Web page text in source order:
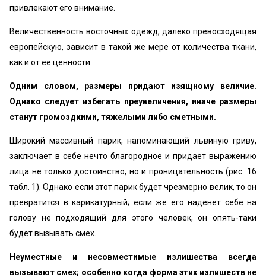
привлекают его внимание.
Величественность восточных одежд, далеко превосходящая
европейскую, зависит в такой же мере от количества ткани,
как и от ее ценности.
Одним словом, размеры придают изящному величие.
Однако следует избегать преувеличения, иначе размеры
станут громоздкими, тяжелыми либо сметными.
Широкий массивный парик, напоминающий львиную гриву,
заключает в себе нечто благородное и придает выражению
лица не только достоинство, но и проницательность (рис. 16
табл. 1). Однако если этот парик будет чрезмерно велик, то он
превратится в карикатурный; если же его наденет себе на
голову не подходящий для этого человек, он опять-таки
будет вызывать смех.
Неуместные и несовместимые излишества всегда
вызывают смех; особенно когда форма этих излишеств не